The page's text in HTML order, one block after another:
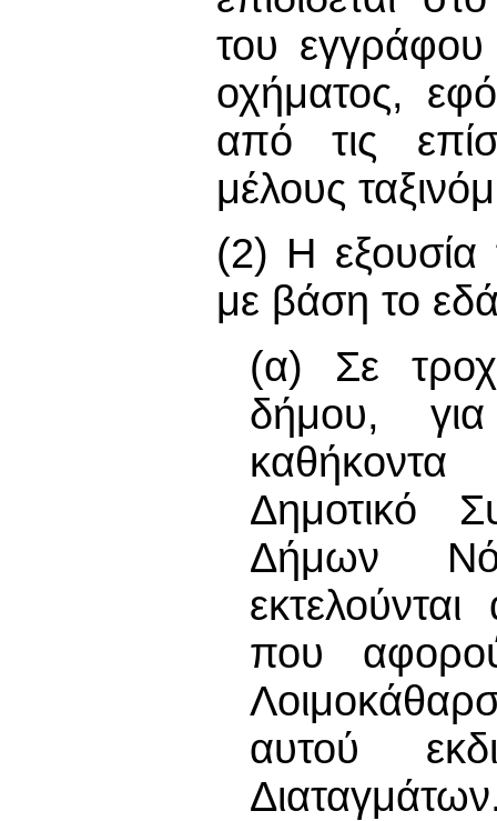
του εγγράφου
οχήματος,
από τις
μέλους
(2) Η εξουσία
με βάση το
(α) Σε
δήμου,
Δημοτικό
Δήμων
που
αυτού